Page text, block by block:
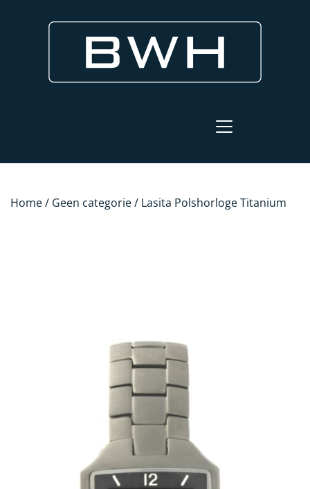
Home/ Geen categorie/ Lasita Polshorloge Titanium